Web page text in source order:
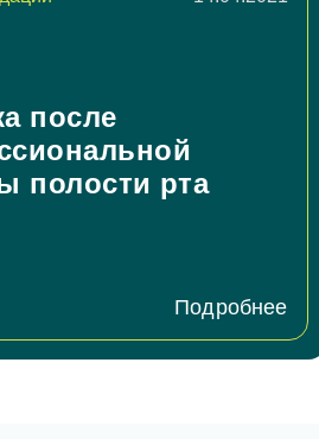
после
полости рта
Подробнее
с вами в ближайшее время